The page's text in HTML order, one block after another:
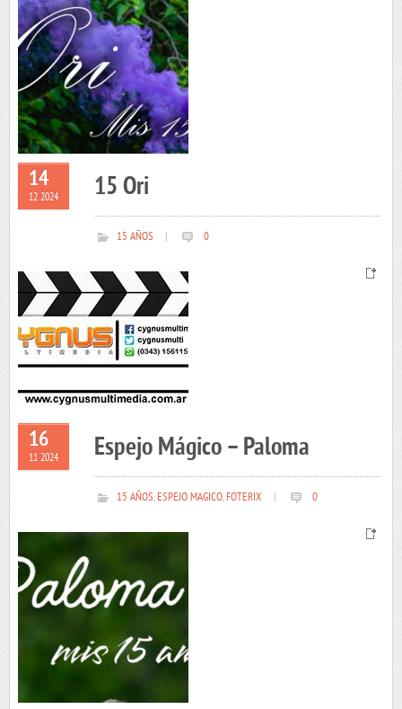
14
12 2024 15 Ori
15 AÑOS 0
16
11 2024 Espejo Mágico – Paloma
15 AÑOS,ESPEJO MAGICO,FOTERIX 0